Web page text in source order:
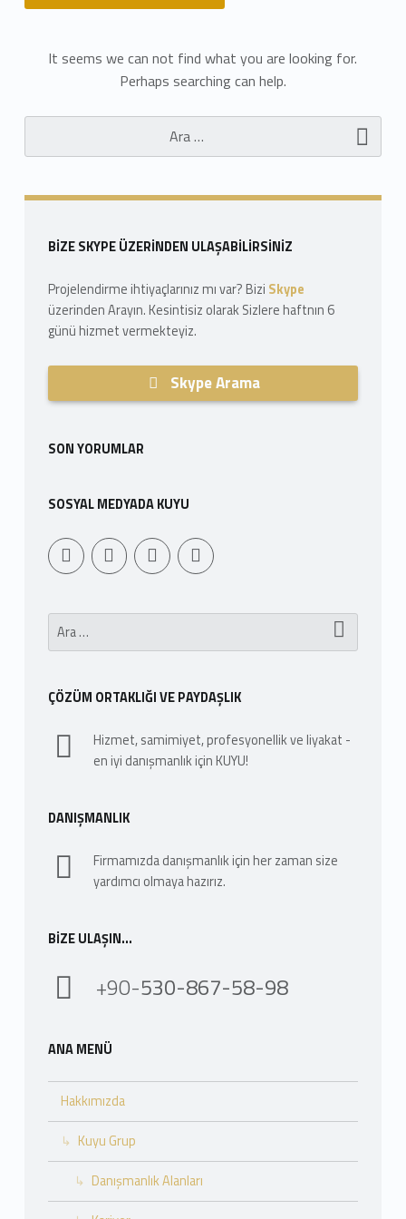
i
It seems we can not find what you are looking for.
Perhaps searching can help.
Arama:
Sidebar
BIZE SKYPE ÜZERINDEN ULAŞABILIRSINIZ
Projelendirme ihtiyaçlarınız mı var? Bizi Skype
üzerinden Arayın. Kesintisiz olarak Sizlere haftnın 6
günü hizmet vermekteyiz.
Skype Arama
SON YORUMLAR
SOSYAL MEDYADA KUYU
WebMan on Facebook
YoutubeWebMan DesignSepet
Arama:
ÇÖZÜM ORTAKLIĞI VE PAYDAŞLIK
Hizmet, samimiyet, profesyonellik ve liyakat -
en iyi danışmanlık için KUYU!
DANIŞMANLIK
Firmamızda danışmanlık için her zaman size
yardımcı olmaya hazırız.
BIZE ULAŞIN…
+90-530-867-58-98
ANA MENÜ
Hakkımızda
Kuyu Grup
Danışmanlık Alanları